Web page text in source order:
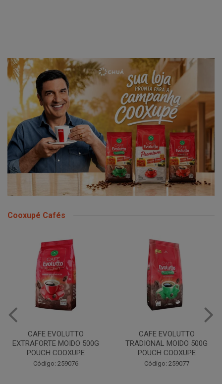
Cooxupé Cafés
CAFE EVOLUTTO
EXTRAFORTE MOIDO 500G
POUCH COOXUPE
Código: 259076
CAFE EVOLUTTO
TRADIONAL MOIDO 500G
POUCH COOXUPE
Código: 259077